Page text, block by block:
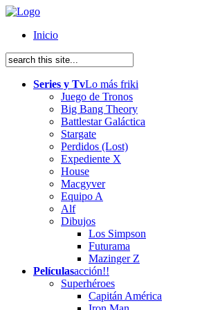
Inicio
Series y TvLo más friki
Juego de Tronos
Big Bang Theory
Battlestar Galáctica
Stargate
Perdidos (Lost)
Expediente X
House
Macgyver
Equipo A
Alf
Dibujos
Los Simpson
Futurama
Mazinger Z
Películasacción!!
Superhéroes
Capitán América